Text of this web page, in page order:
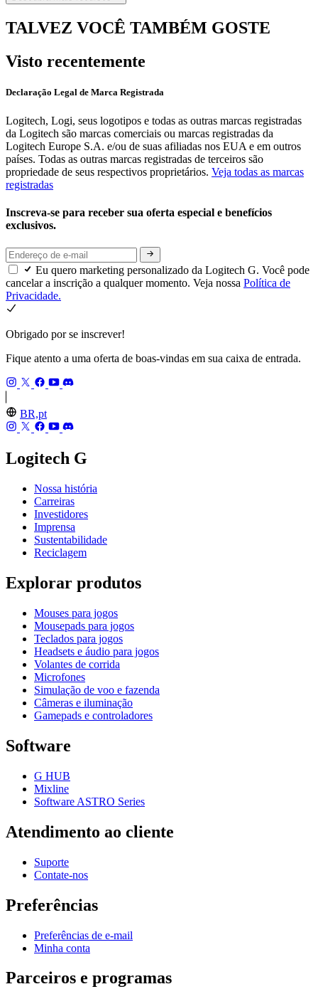
TALVEZ VOCÊ TAMBÉM GOSTE
Visto recentemente
Declaração Legal de Marca Registrada
Logitech, Logi, seus logotipos e todas as outras marcas registradas
da Logitech são marcas comerciais ou marcas registradas da
Logitech Europe S.A. e/ou de suas afiliadas nos EUA e em outros
países. Todas as outras marcas registradas de terceiros são
propriedade de seus respectivos proprietários. Veja todas as marcas
registradas
Inscreva-se para receber sua oferta especial e benefícios
exclusivos.
Eu quero marketing personalizado da Logitech G. Você pode
cancelar a inscrição a qualquer momento. Veja nossa Política de
Privacidade.
Obrigado por se inscrever!
Fique atento a uma oferta de boas-vindas em sua caixa de entrada.
BR,pt
Logitech G
Nossa história
Carreiras
Investidores
Imprensa
Sustentabilidade
Reciclagem
Explorar produtos
Mouses para jogos
Mousepads para jogos
Teclados para jogos
Headsets e áudio para jogos
Volantes de corrida
Microfones
Simulação de voo e fazenda
Câmeras e iluminação
Gamepads e controladores
Software
G HUB
Mixline
Software ASTRO Series
Atendimento ao cliente
Suporte
Contate-nos
Preferências
Preferências de e-mail
Minha conta
Parceiros e programas